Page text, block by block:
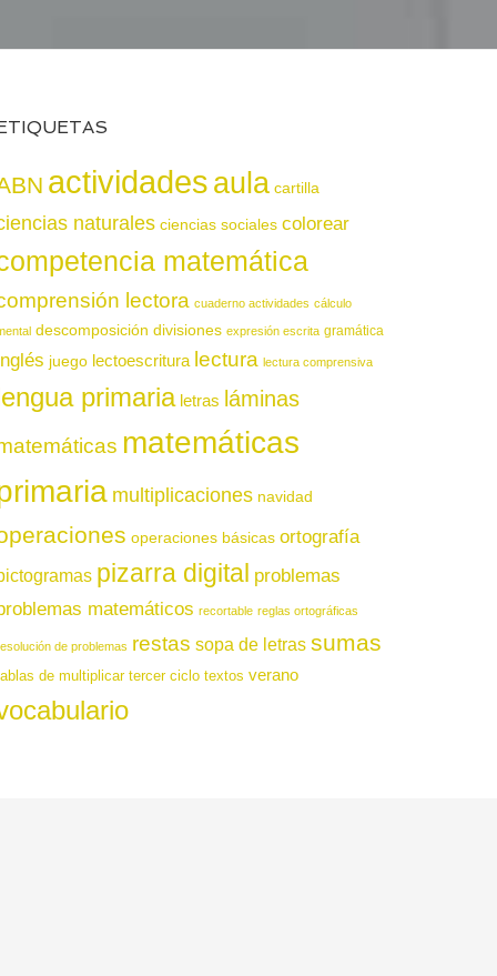
actividadesaula cartilla
naturales ciencias sociales colorear
matemática
lectora cuaderno actividades cálculo
descomposición divisiones expresión escrita gramática
juego lectoescritura lectura lectura comprensiva
primaria letras láminas
matemáticas
multiplicaciones navidad
operaciones básicas ortografía
pizarra digital problemas
matemáticos recortable reglas ortográficas
de problemas restas sopa de letras sumas
de multiplicar tercer ciclo textos verano